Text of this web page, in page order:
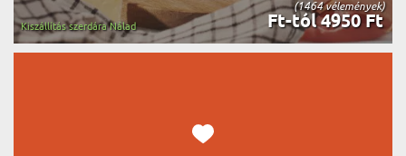
(1464 vélemények)
Ft-tól 4950 Ft
Kiszállítás szerdára Nálad